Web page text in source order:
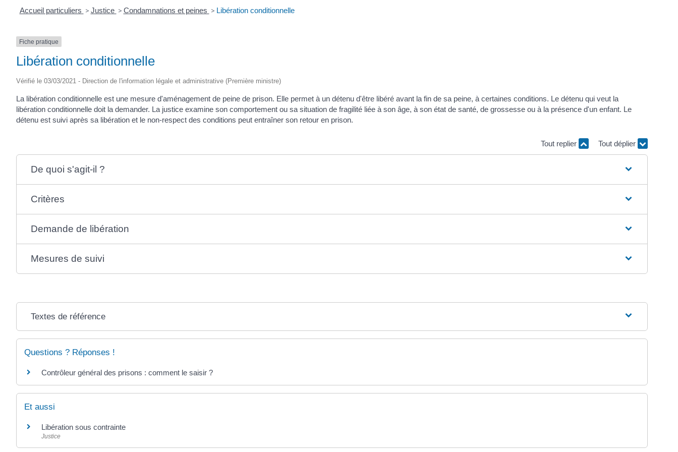
Accueil particuliers > Justice > Condamnations et peines > Libération conditionnelle
Fiche pratique
Libération conditionnelle
Vérifié le 03/03/2021 - Direction de l'information légale et administrative (Première ministre)
La libération conditionnelle est une mesure d'aménagement de peine de prison. Elle permet à un détenu d'être libéré avant la fin de sa peine, à certaines conditions. Le détenu qui veut la
libération conditionnelle doit la demander. La justice examine son comportement ou sa situation de fragilité liée à son âge, à son état de santé, de grossesse ou à la présence d'un enfant. Le
détenu est suivi après sa libération et le non-respect des conditions peut entraîner son retour en prison.
Tout replier Tout déplier
De quoi s'agit-il ?
Critères
Demande de libération
Mesures de suivi
Textes de référence
Questions ? Réponses !
Contrôleur général des prisons : comment le saisir ?
Et aussi
Libération sous contrainte
Justice